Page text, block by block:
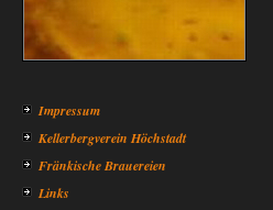
Impressum
Kellerbergverein Höchstadt
Fränkische Brauereien
Links